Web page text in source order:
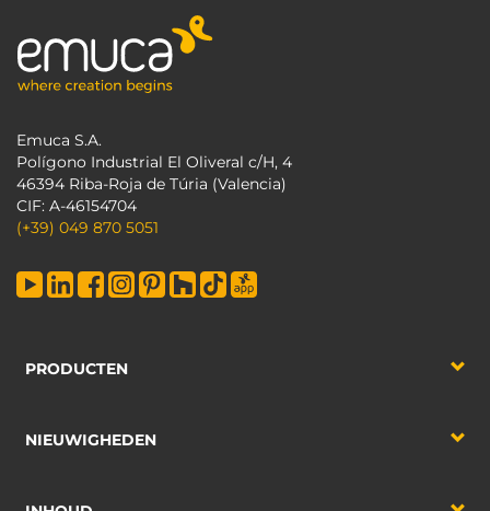
Emuca S.A.
Polígono Industrial El Oliveral c/H, 4
46394 Riba-Roja de Túria (Valencia)
CIF: A-46154704
(+39) 049 870 5051
PRODUCTEN
NIEUWIGHEDEN